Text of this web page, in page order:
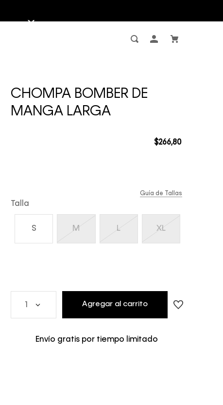
CHOMPA BOMBER DE
MANGA LARGA
$266,80
Talla
S M L XL
Guía de Tallas
Agregar al carrito
Envío gratis por tiempo limitado